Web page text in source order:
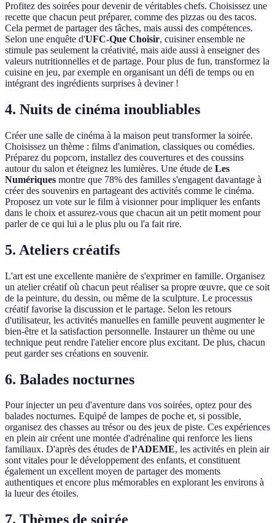
Profitez des soirées pour devenir de véritables chefs. Choisissez une
recette que chacun peut préparer, comme des pizzas ou des tacos.
Cela permet de partager des tâches, mais aussi des compétences.
Selon une enquête d'UFC-Que Choisir, cuisiner ensemble ne
stimule pas seulement la créativité, mais aide aussi à enseigner des
valeurs nutritionnelles et de partage. Pour plus de fun, transformez la
cuisine en jeu, par exemple en organisant un défi de temps ou en
intégrant des ingrédients surprises à deviner !
4. Nuits de cinéma inoubliables
Créer une salle de cinéma à la maison peut transformer la soirée.
Choisissez un thème : films d'animation, classiques ou comédies.
Préparez du popcorn, installez des couvertures et des coussins
autour du salon et éteignez les lumières. Une étude de Les
Numériques montre que 78% des familles s'engagent davantage à
créer des souvenirs en partageant des activités comme le cinéma.
Proposez un vote sur le film à visionner pour impliquer les enfants
dans le choix et assurez-vous que chacun ait un petit moment pour
parler de ce qui lui a le plus plu ou l'a fait rire.
5. Ateliers créatifs
L'art est une excellente manière de s'exprimer en famille. Organisez
un atelier créatif où chacun peut réaliser sa propre œuvre, que ce soit
de la peinture, du dessin, ou même de la sculpture. Le processus
créatif favorise la discussion et le partage. Selon les retours
d'utilisateur, les activités manuelles en famille peuvent augmenter le
bien-être et la satisfaction personnelle. Instaurer un thème ou une
technique peut rendre l'atelier encore plus excitant. De plus, chacun
peut garder ses créations en souvenir.
6. Balades nocturnes
Pour injecter un peu d'aventure dans vos soirées, optez pour des
balades nocturnes. Equipé de lampes de poche et, si possible,
organisez des chasses au trésor ou des jeux de piste. Ces expériences
en plein air créent une montée d'adrénaline qui renforce les liens
familiaux. D'après des études de l’ADEME, les activités en plein air
sont vitales pour le développement des enfants, et constituent
également un excellent moyen de partager des moments
authentiques et encore plus mémorables en explorant les environs à
la lueur des étoiles.
7. Thèmes de soirée